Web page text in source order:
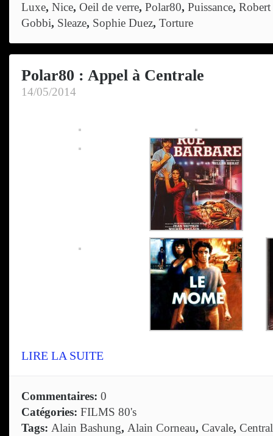
Luxe, Nice, Oeil de verre, Polar80, Puissance,
Gobbi, Sleaze, Sophie Duez, Torture
Polar80 : Appel à Centrale
14/05/2014
LIRE LA SUITE
Commentaires: 0
Catégories: FILMS 80's
Tags: Alain Bashung, Alain Corneau, Cavale,